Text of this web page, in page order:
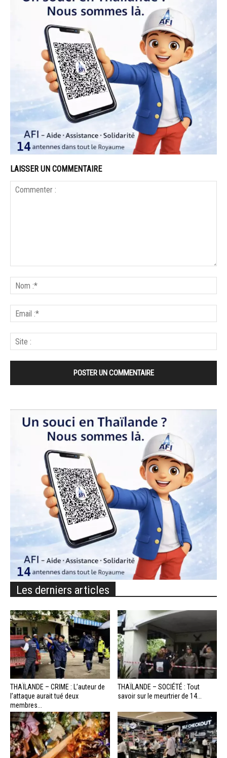
LAISSER UN COMMENTAIRE
Les derniers articles
THAÏLANDE – CRIME : L’auteur de
l’attaque aurait tué deux
membres...
THAÏLANDE – SOCIÉTÉ : Tout
savoir sur le meurtrier de 14...